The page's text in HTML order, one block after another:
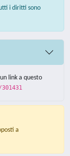
i diritti sono
link a questo
a